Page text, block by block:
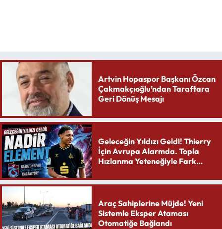
Artvin Hopaspor Başkanı Özcan
Çakmakçıoğlu’ndan Taraftara
Geri Dönüş Mesajı
Geleceğin Yıldızı Geldi! Thierry
İçin Avrupa Alarmda. Topla
Hızlanma Yeteneğiyle Fark
Araç Sahiplerine Müjde! Yeni
Sistemle Eksper Ataması
Otomatiğe Bağlandı